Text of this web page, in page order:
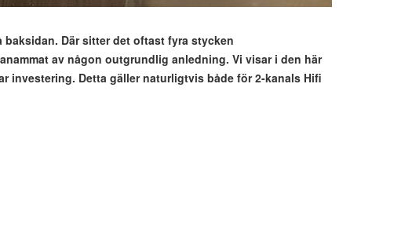
Där sitter det oftast fyra stycken
av någon outgrundlig anledning. Vi visar i den här
investering. Detta gäller naturligtvis både för 2-kanals Hifi